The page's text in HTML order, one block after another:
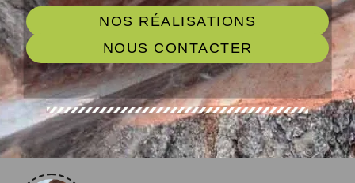
NOS RÉALISATIONS
NOUS CONTACTER